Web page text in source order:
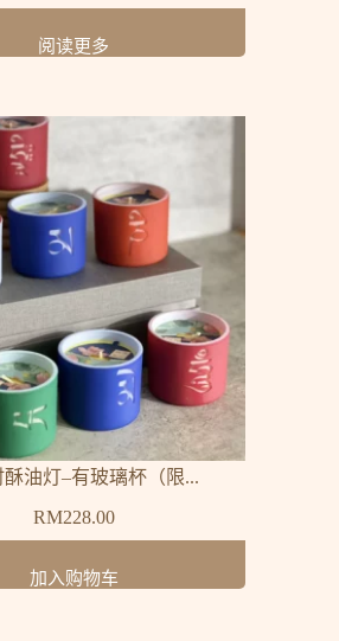
阅读更多
酥油灯–有玻璃杯（限...
RM228.00
加入购物车